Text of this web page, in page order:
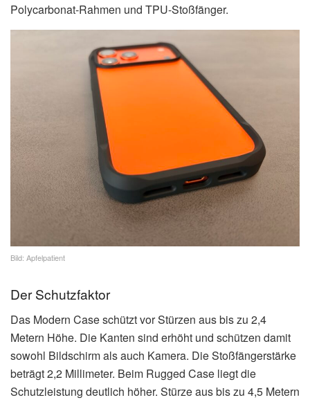
Polycarbonat-Rahmen und TPU-Stoßfänger.
Bild: Apfelpatient
Der Schutzfaktor
Das Modern Case schützt vor Stürzen aus bis zu 2,4
Metern Höhe. Die Kanten sind erhöht und schützen damit
sowohl Bildschirm als auch Kamera. Die Stoßfängerstärke
beträgt 2,2 Millimeter. Beim Rugged Case liegt die
Schutzleistung deutlich höher. Stürze aus bis zu 4,5 Metern